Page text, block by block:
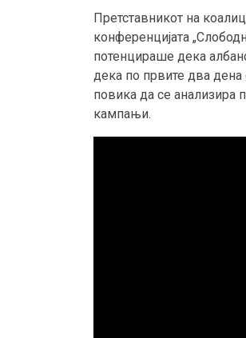
Претставникот на
конференцијата
потенцираше дека
дека по првите два
повика да се анализира
кампањи.